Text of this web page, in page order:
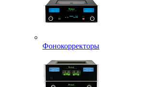
Фонокорректоры